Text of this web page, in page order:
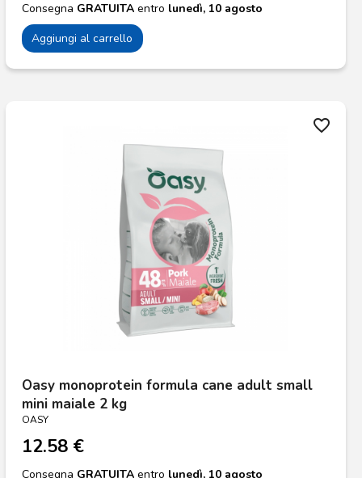
Consegna GRATUITAentro lunedì, 10 agosto
Aggiungi al carrello
favorite_border
Oasy monoprotein formula cane adult small
mini maiale 2 kg
OASY
12.58 €
Consegna GRATUITAentro lunedì, 10 agosto